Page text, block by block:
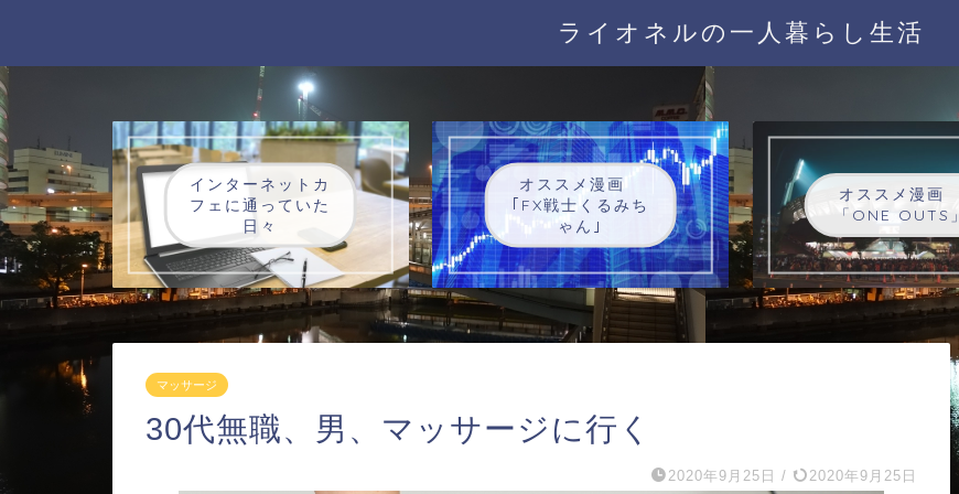
ライオネルの一人暮らし生活
インターネットカ
フェに通っていた
日々
オススメ漫画
｢FX戦士くるみち
ゃん｣
オススメ漫画
「ONE OUTS」
マッサージ
30代無職、男、マッサージに行く
2020年9月25日 / 2020年9月25日